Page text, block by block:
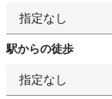
指定なし
駅からの徒歩
指定なし